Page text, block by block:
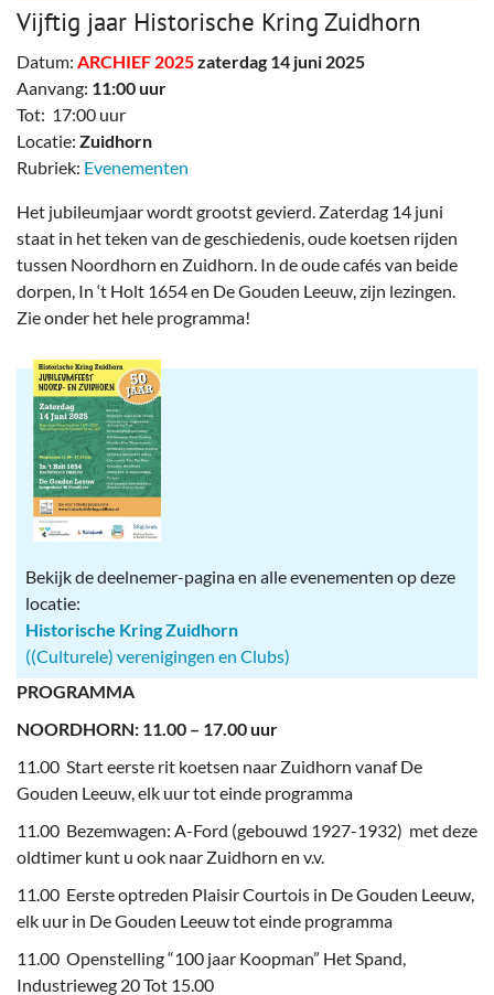
Vijftig jaar Historische Kring Zuidhorn
Datum: ARCHIEF 2025zaterdag 14 juni 2025
Aanvang: 11:00 uur
Tot: 17:00 uur
Locatie: Zuidhorn
Rubriek: Evenementen
Het jubileumjaar wordt grootst gevierd. Zaterdag 14 juni
staat in het teken van de geschiedenis, oude koetsen rijden
tussen Noordhorn en Zuidhorn. In de oude cafés van beide
dorpen, In ‘t Holt 1654 en De Gouden Leeuw, zijn lezingen.
Zie onder het hele programma!
Bekijk de deelnemer-pagina en alle evenementen op deze
locatie:
Historische Kring Zuidhorn
((Culturele) verenigingen en Clubs)
PROGRAMMA
NOORDHORN: 11.00 – 17.00 uur
11.00 Start eerste rit koetsen naar Zuidhorn vanaf De
Gouden Leeuw, elk uur tot einde programma
11.00 Bezemwagen: A-Ford (gebouwd 1927-1932) met deze
oldtimer kunt u ook naar Zuidhorn en v.v.
11.00 Eerste optreden Plaisir Courtois in De Gouden Leeuw,
elk uur in De Gouden Leeuw tot einde programma
11.00 Openstelling “100 jaar Koopman” Het Spand,
Industrieweg 20 Tot 15.00